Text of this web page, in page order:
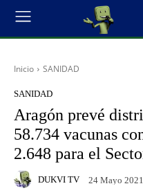
Inicio SANIDAD
SANIDAD
Aragón prevé
58.734 vacunas
2.648 para el
DUKVI TV 24 Mayo 2021